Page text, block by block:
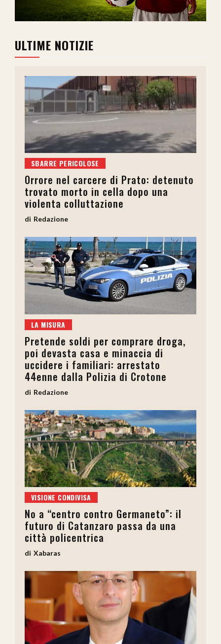
ULTIME NOTIZIE
SBARRE PERICOLOSE
Orrore nel carcere di Prato: detenuto
trovato morto in cella dopo una
violenta colluttazione
Redazione
LA MISURA
Pretende soldi per comprare droga,
poi devasta casa e minaccia di
uccidere i familiari: arrestato
44enne dalla Polizia di Crotone
Redazione
VISIONE CONDIVISA
No a “centro contro Germaneto”: il
futuro di Catanzaro passa da una
città policentrica
Xabaras